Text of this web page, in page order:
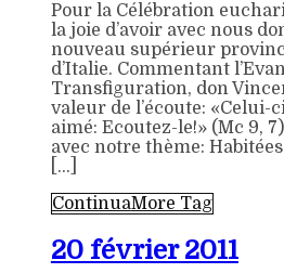
Pour la Célébration
la joie d’avoir avec nous
nouveau supérieur
d’Italie. Commentant
Transfiguration, don
valeur de l’écoute: «Celui-
aimé: Ecoutez-le!» (Mc 9,
avec notre thème:
[…]
ContinuaMore Tag
20 février 2011